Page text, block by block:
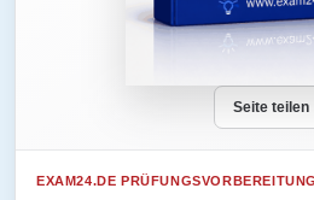
Seite teilen
EXAM24.DE PRÜFUNGSVORBEREITUNG